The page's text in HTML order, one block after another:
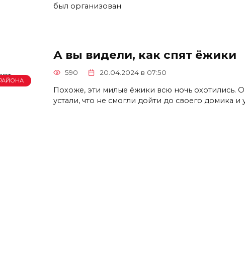
был организован
А вы видели, как спят ёжики
590 20.04.2024 в 07:50
Похоже, эти милые ёжики всю ночь охотились.
устали, что не смогли дойти до своего домика и